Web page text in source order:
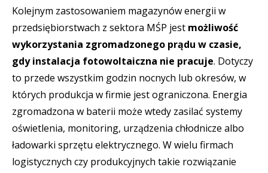
Kolejnym zastosowaniem magazynów energii w
przedsiębiorstwach z sektora MŚP jest możliwość
wykorzystania zgromadzonego prądu w czasie,
gdy instalacja fotowoltaiczna nie pracuje. Dotyczy
to przede wszystkim godzin nocnych lub okresów, w
których produkcja w firmie jest ograniczona. Energia
zgromadzona w baterii może wtedy zasilać systemy
oświetlenia, monitoring, urządzenia chłodnicze albo
ładowarki sprzętu elektrycznego. W wielu firmach
logistycznych czy produkcyjnych takie rozwiązanie